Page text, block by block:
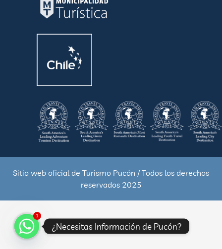
Sitio web oficial de Turismo Pucón / Todos los derechos
reservados 2025
1
¿Necesitas Información de Pucón?